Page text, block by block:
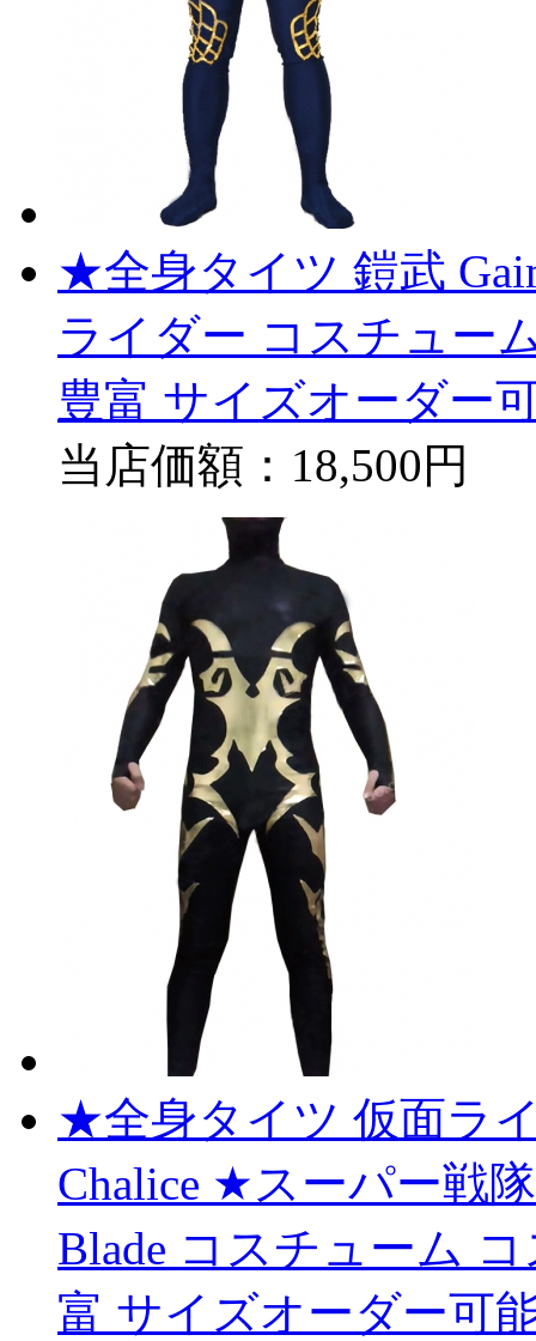
★全身タイツ 鎧武
ライダー コスチュー
豊富 サイズオーダー
当店価額： 18,500円
★全身タイツ 仮面ラ
Chalice ★スーパー戦
Blade コスチューム
富 サイズオーダー可